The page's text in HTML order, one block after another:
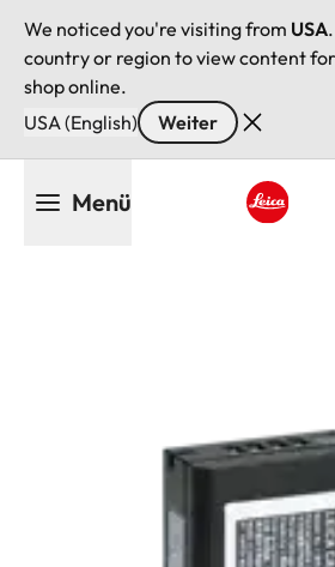
We noticed you're visiting from USA
country or region to view content
shop online.
USA (English)
Weiter
Menü